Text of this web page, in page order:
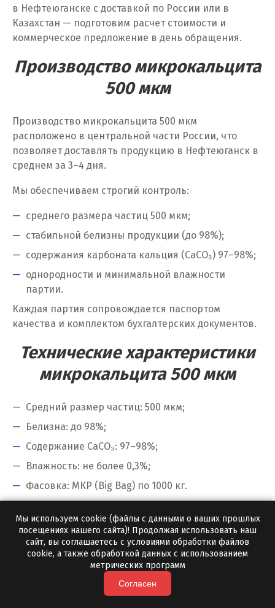
Х
Хабаровск
Ханты-Мансийск
Ч
Чебаркуль
Чита
Щ
Щёлково
Э
Я
Ялуторовск
в Нефтеюганске с доставкой по России или в
Казахстан — подготовим расчет стоимости и
коммерческое предложение в день обращения.
Производство микрокальцита
500 мкм
Производство микрокальцита 500 мкм
расположено в центральной части России, что
позволяет доставлять продукцию в Нефтеюганск в
среднем за 3–4 дня.
Мы обеспечиваем строгий контроль:
среднего размера частиц 500 мкм;
стабильной белизны продукции (до 98%);
содержания карбоната кальция (CaCO₃) 97–98%;
однородности и минимальной влажности
партии.
Каждая партия сопровождается паспортом
качества и комплектом бухгалтерских документов.
Технические характеристики
микрокальцита 500 мкм
Средний размер частиц: 500 мкм;
Белизна: до 98%;
Содержание CaCO₃: 97–98%;
Влажность: не более 0,3%;
Фасовка: МКР (Big Bag) по 1000 кг.
Микрокальцит 500 мкм цена и
условия поставки
Цена зависит от объема партии и региона
поставки. Минимальная отгрузка с нашей
доставкой — от 10 тонн.
Мы используем cookie (файлы с данными о ваших прошлых
посещениях нашего сайта)! Продолжая использовать наш
сайт, вы соглашаетесь с условиями обработки файлов
cookie, а также обработкой данных с использованием
метрических программ
Согласен